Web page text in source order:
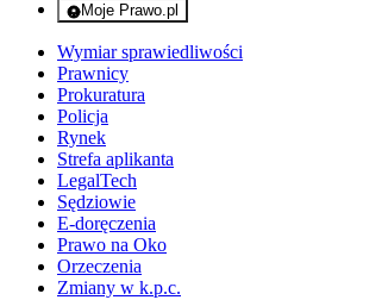
Moje Prawo.pl
- rejestracja i logowanie do serwisu
Wymiar sprawiedliwości
Prawnicy
Prokuratura
Policja
Rynek
Strefa aplikanta
LegalTech
Sędziowie
E-doręczenia
Prawo na Oko
Orzeczenia
Zmiany w k.p.c.